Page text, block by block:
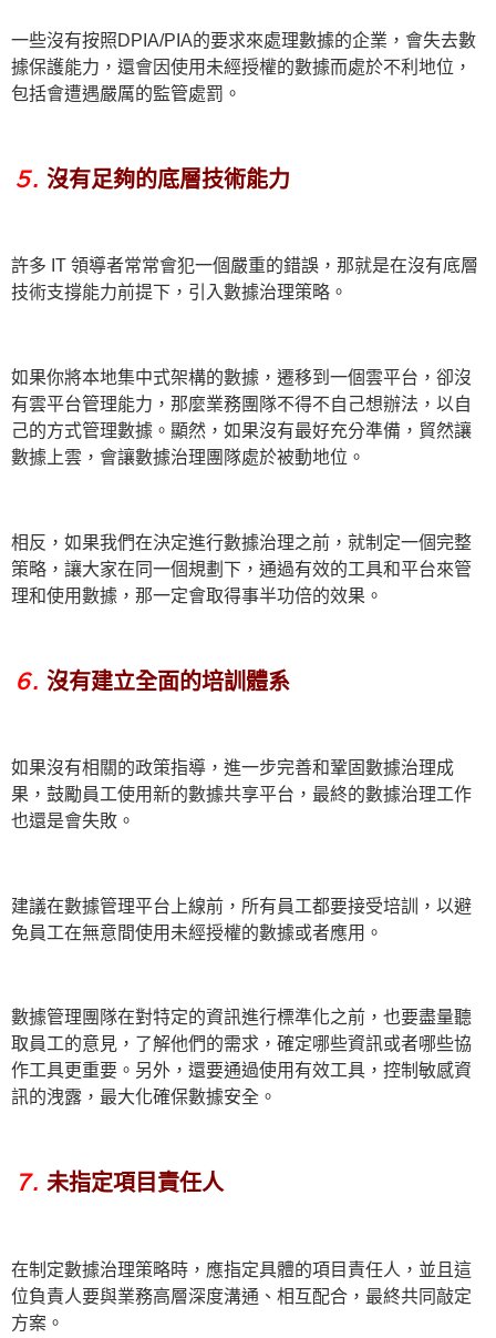
一些沒有按照DPIA/PIA的要求來處理數據的企業，會失去數
據保護能力，還會因使用未經授權的數據而處於不利地位，
包括會遭遇嚴厲的監管處罰。
５. 沒有足夠的底層技術能力
許多 IT 領導者常常會犯一個嚴重的錯誤，那就是在沒有底層
技術支撐能力前提下，引入數據治理策略。
如果你將本地集中式架構的數據，遷移到一個雲平台，卻沒
有雲平台管理能力，那麼業務團隊不得不自己想辦法，以自
己的方式管理數據。顯然，如果沒有最好充分準備，貿然讓
數據上雲，會讓數據治理團隊處於被動地位。
相反，如果我們在決定進行數據治理之前，就制定一個完整
策略，讓大家在同一個規劃下，通過有效的工具和平台來管
理和使用數據，那一定會取得事半功倍的效果。
６. 沒有建立全面的培訓體系
如果沒有相關的政策指導，進一步完善和鞏固數據治理成
果，鼓勵員工使用新的數據共享平台，最終的數據治理工作
也還是會失敗。
建議在數據管理平台上線前，所有員工都要接受培訓，以避
免員工在無意間使用未經授權的數據或者應用。
數據管理團隊在對特定的資訊進行標準化之前，也要盡量聽
取員工的意見，了解他們的需求，確定哪些資訊或者哪些協
作工具更重要。另外，還要通過使用有效工具，控制敏感資
訊的洩露，最大化確保數據安全。
７. 未指定項目責任人
在制定數據治理策略時，應指定具體的項目責任人，並且這
位負責人要與業務高層深度溝通、相互配合，最終共同敲定
方案。